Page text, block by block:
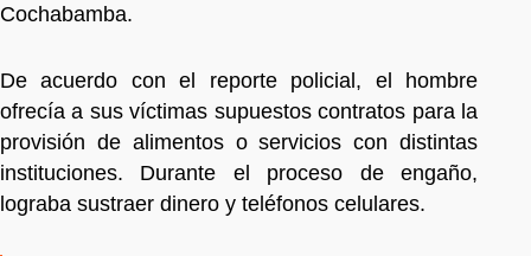
Cochabamba.
De acuerdo con el reporte policial, el hombre
ofrecía a sus víctimas supuestos contratos para la
provisión de alimentos o servicios con distintas
instituciones. Durante el proceso de engaño,
lograba sustraer dinero y teléfonos celulares.